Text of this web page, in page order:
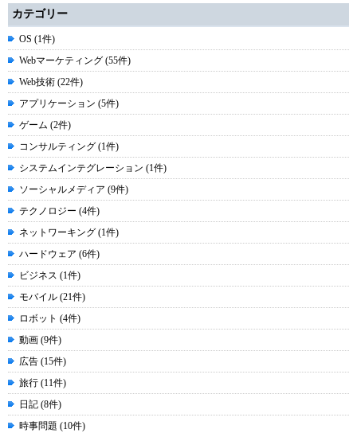
カテゴリー
OS (1件)
Webマーケティング (55件)
Web技術 (22件)
アプリケーション (5件)
ゲーム (2件)
コンサルティング (1件)
システムインテグレーション (1件)
ソーシャルメディア (9件)
テクノロジー (4件)
ネットワーキング (1件)
ハードウェア (6件)
ビジネス (1件)
モバイル (21件)
ロボット (4件)
動画 (9件)
広告 (15件)
旅行 (11件)
日記 (8件)
時事問題 (10件)